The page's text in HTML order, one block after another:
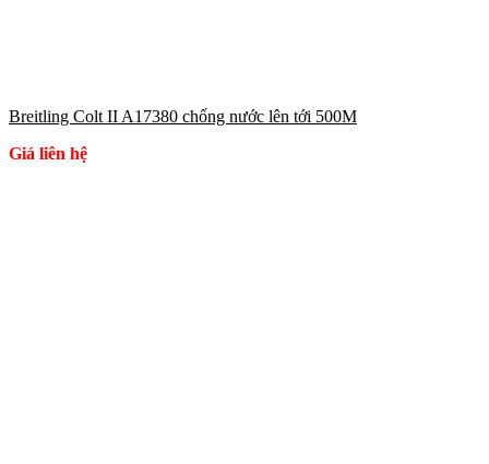
Breitling Colt II A17380 chống nước lên tới 500M
Giá liên hệ